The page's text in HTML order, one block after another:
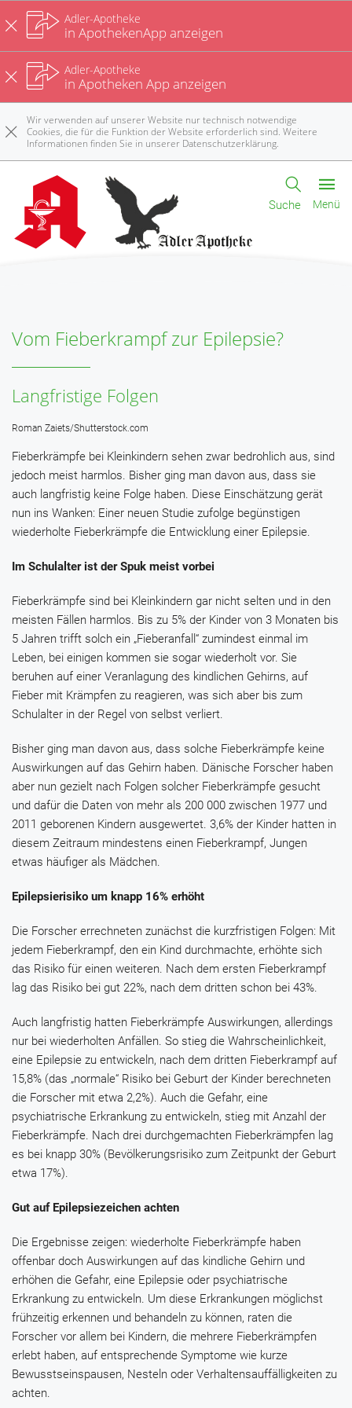
Adler-Apotheke
in ApothekenApp anzeigen
Adler-Apotheke
in Apotheken App anzeigen
Wir verwenden auf unserer Website nur technisch notwendige
Cookies, die für die Funktion der Website erforderlich sind. Weitere
Informationen finden Sie in unserer Datenschutzerklärung.
Suche Menü
Vom Fieberkrampf zur Epilepsie?
Langfristige Folgen
Roman Zaiets/Shutterstock.com
Fieberkrämpfe bei Kleinkindern sehen zwar bedrohlich aus, sind
jedoch meist harmlos. Bisher ging man davon aus, dass sie
auch langfristig keine Folge haben. Diese Einschätzung gerät
nun ins Wanken: Einer neuen Studie zufolge begünstigen
wiederholte Fieberkrämpfe die Entwicklung einer Epilepsie.
Im Schulalter ist der Spuk meist vorbei
Fieberkrämpfe sind bei Kleinkindern gar nicht selten und in den
meisten Fällen harmlos. Bis zu 5% der Kinder von 3 Monaten bis
5 Jahren trifft solch ein „Fieberanfall“ zumindest einmal im
Leben, bei einigen kommen sie sogar wiederholt vor. Sie
beruhen auf einer Veranlagung des kindlichen Gehirns, auf
Fieber mit Krämpfen zu reagieren, was sich aber bis zum
Schulalter in der Regel von selbst verliert.
Bisher ging man davon aus, dass solche Fieberkrämpfe keine
Auswirkungen auf das Gehirn haben. Dänische Forscher haben
aber nun gezielt nach Folgen solcher Fieberkrämpfe gesucht
und dafür die Daten von mehr als 200 000 zwischen 1977 und
2011 geborenen Kindern ausgewertet. 3,6% der Kinder hatten in
diesem Zeitraum mindestens einen Fieberkrampf, Jungen
etwas häufiger als Mädchen.
Epilepsierisiko um knapp 16% erhöht
Die Forscher errechneten zunächst die kurzfristigen Folgen: Mit
jedem Fieberkrampf, den ein Kind durchmachte, erhöhte sich
das Risiko für einen weiteren. Nach dem ersten Fieberkrampf
lag das Risiko bei gut 22%, nach dem dritten schon bei 43%.
Auch langfristig hatten Fieberkrämpfe Auswirkungen, allerdings
nur bei wiederholten Anfällen. So stieg die Wahrscheinlichkeit,
eine Epilepsie zu entwickeln, nach dem dritten Fieberkrampf auf
15,8% (das „normale“ Risiko bei Geburt der Kinder berechneten
die Forscher mit etwa 2,2%). Auch die Gefahr, eine
psychiatrische Erkrankung zu entwickeln, stieg mit Anzahl der
Fieberkrämpfe. Nach drei durchgemachten Fieberkrämpfen lag
es bei knapp 30% (Bevölkerungsrisiko zum Zeitpunkt der Geburt
etwa 17%).
Gut auf Epilepsiezeichen achten
Die Ergebnisse zeigen: wiederholte Fieberkrämpfe haben
offenbar doch Auswirkungen auf das kindliche Gehirn und
erhöhen die Gefahr, eine Epilepsie oder psychiatrische
Erkrankung zu entwickeln. Um diese Erkrankungen möglichst
frühzeitig erkennen und behandeln zu können, raten die
Forscher vor allem bei Kindern, die mehrere Fieberkrämpfen
erlebt haben, auf entsprechende Symptome wie kurze
Bewusstseinspausen, Nesteln oder Verhaltensauffälligkeiten zu
achten.